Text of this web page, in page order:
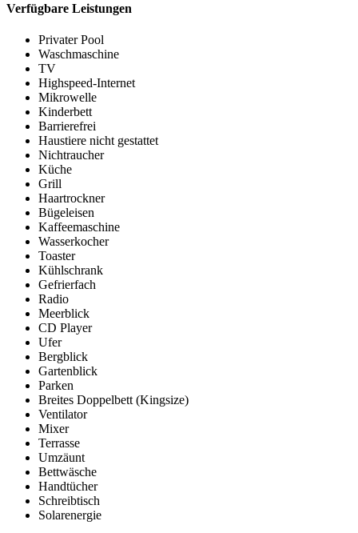
Verfügbare Leistungen
Privater Pool
Waschmaschine
TV
Highspeed-Internet
Mikrowelle
Kinderbett
Barrierefrei
Haustiere nicht gestattet
Nichtraucher
Küche
Grill
Haartrockner
Bügeleisen
Kaffeemaschine
Wasserkocher
Toaster
Kühlschrank
Gefrierfach
Radio
Meerblick
CD Player
Ufer
Bergblick
Gartenblick
Parken
Breites Doppelbett (Kingsize)
Ventilator
Mixer
Terrasse
Umzäunt
Bettwäsche
Handtücher
Schreibtisch
Solarenergie